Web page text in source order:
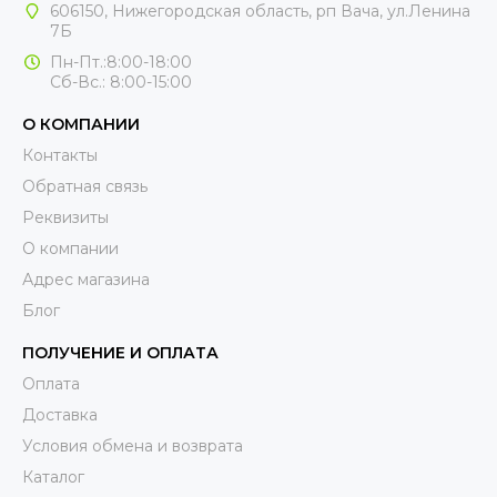
606150, Нижегородская область, рп Вача, ул.Ленина
7Б
Пн-Пт.:8:00-18:00
Сб-Вс.: 8:00-15:00
О КОМПАНИИ
Контакты
Обратная связь
Реквизиты
О компании
Адрес магазина
Блог
ПОЛУЧЕНИЕ И ОПЛАТА
Оплата
Доставка
Условия обмена и возврата
Каталог